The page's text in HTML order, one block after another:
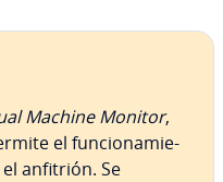
Machine Monitor,
el fu­n­cio­na­mie­
anfitrión. Se